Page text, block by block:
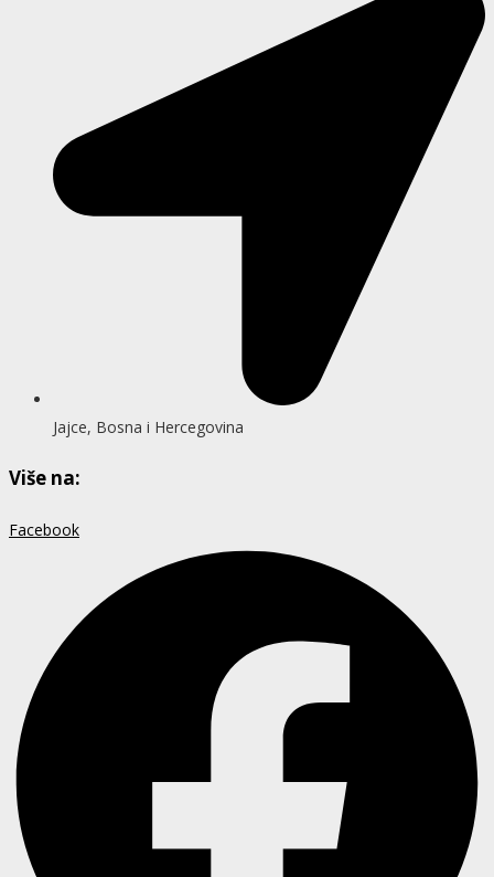
Jajce, Bosna i Hercegovina
Više na:
Facebook